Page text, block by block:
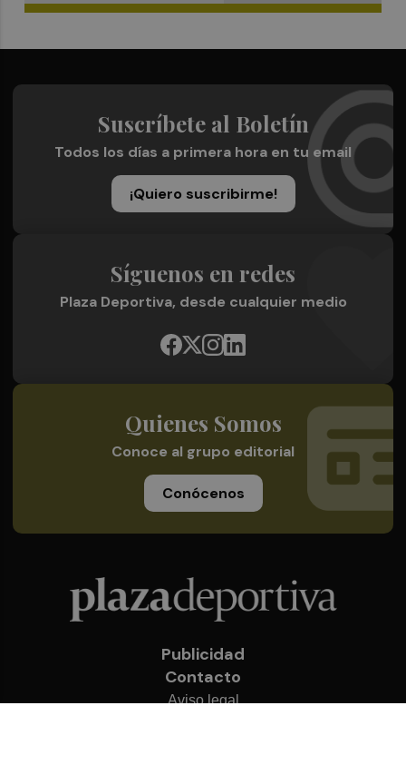
Suscríbete al Boletín
Todos los días a primera hora en tu email
¡Quiero suscribirme!
Síguenos en redes
Plaza Deportiva, desde cualquier medio
Quienes Somos
Conoce al grupo editorial
Conócenos
Publicidad
Contacto
Aviso legal